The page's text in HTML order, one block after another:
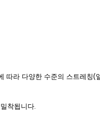
따라 다양한 수준의 스트레칭(
착됩니다.